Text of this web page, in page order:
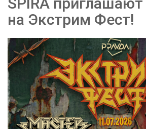
на Экстрим Фест!